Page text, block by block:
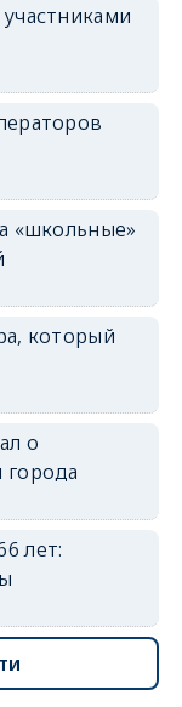
«школьные»
который
о
города
лет: